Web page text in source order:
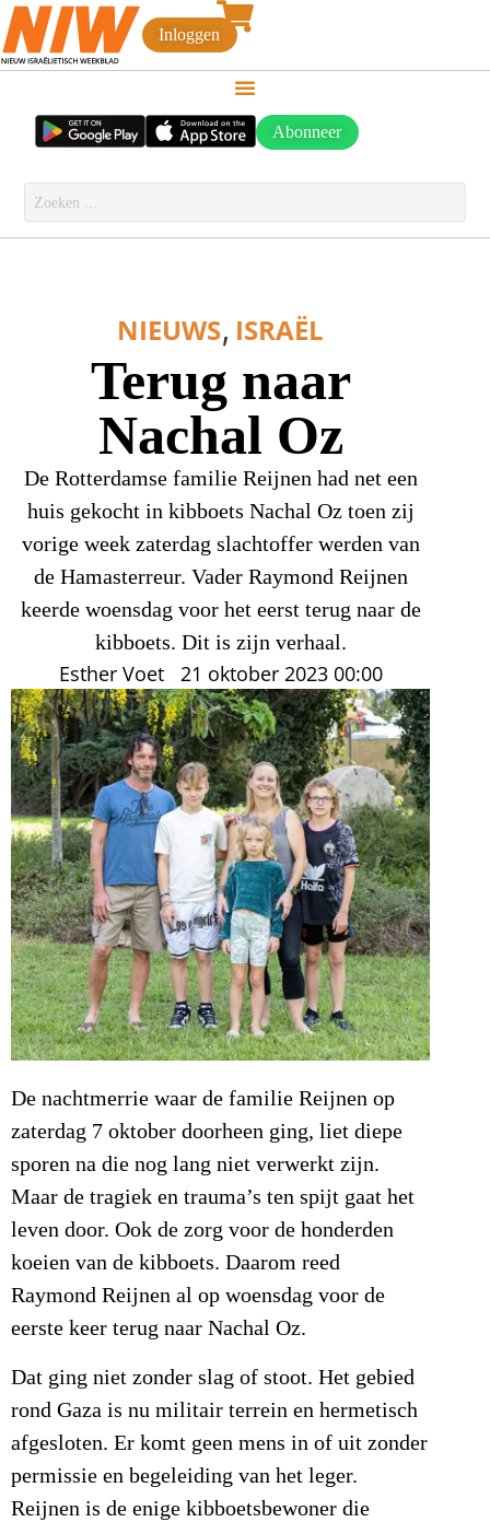
Inloggen
Abonneer
NIEUWS, ISRAËL
Terug naar
Nachal Oz
De Rotterdamse familie Reijnen had net een
huis gekocht in kibboets Nachal Oz toen zij
vorige week zaterdag slachtoffer werden van
de Hamasterreur. Vader Raymond Reijnen
keerde woensdag voor het eerst terug naar de
kibboets. Dit is zijn verhaal.
Esther Voet 21 oktober 2023 00:00
De nachtmerrie waar de familie Reijnen op
zaterdag 7 oktober doorheen ging, liet diepe
sporen na die nog lang niet verwerkt zijn.
Maar de tragiek en trauma’s ten spijt gaat het
leven door. Ook de zorg voor de honderden
koeien van de kibboets. Daarom reed
Raymond Reijnen al op woensdag voor de
eerste keer terug naar Nachal Oz.
Dat ging niet zonder slag of stoot. Het gebied
rond Gaza is nu militair terrein en hermetisch
afgesloten. Er komt geen mens in of uit zonder
permissie en begeleiding van het leger.
Reijnen is de enige kibboetsbewoner die